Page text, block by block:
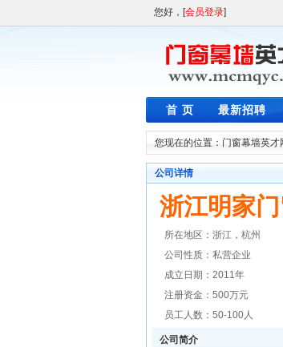
您好，[会员登录]
首 页 最新招聘
您现在的位置： 门窗幕墙英才
公司详情
浙江明家
所在地区：浙江，杭州
公司性质：私营企业
成立日期：2011年
注册资金：500万元
员工人数：50-100人
公司简介